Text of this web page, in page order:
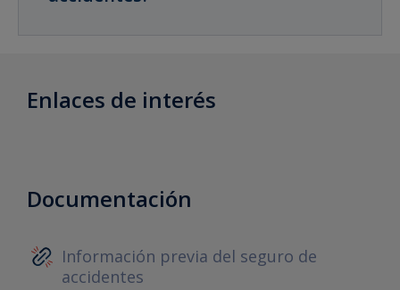
Enlaces de interés
Documentación
Información previa del seguro de
accidentes